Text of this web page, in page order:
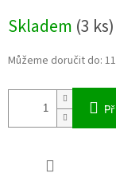
cena:
Skladem (3 ks)
Můžeme doručit do: